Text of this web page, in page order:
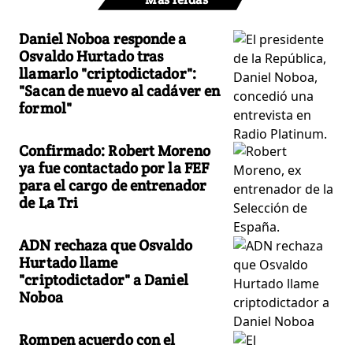
Daniel Noboa responde a
Osvaldo Hurtado tras
llamarlo "criptodictador":
"Sacan de nuevo al cadáver en
formol"
Confirmado: Robert Moreno
ya fue contactado por la FEF
para el cargo de entrenador
de La Tri
ADN rechaza que Osvaldo
Hurtado llame
"criptodictador" a Daniel
Noboa
Rompen acuerdo con el